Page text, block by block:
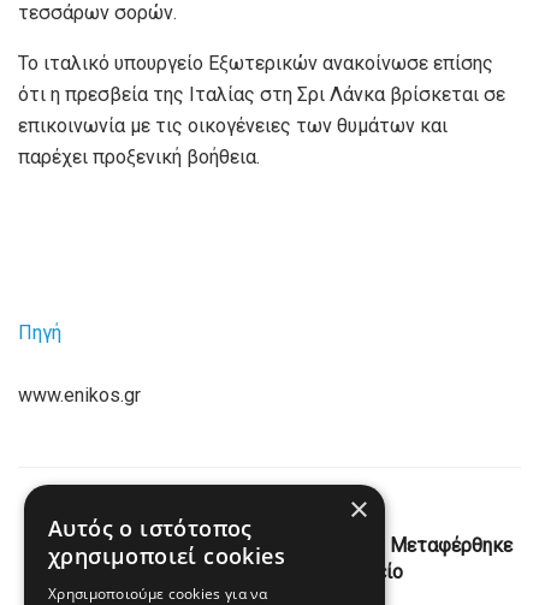
τεσσάρων σορών.
Το ιταλικό υπουργείο Εξωτερικών ανακοίνωσε επίσης
ότι η πρεσβεία της Ιταλίας στη Σρι Λάνκα βρίσκεται σε
επικοινωνία με τις οικογένειες των θυμάτων και
παρέχει προξενική βοήθεια.
Πηγή
www.enikos.gr
Ξάνθη: 17χρονη έπεσε από πεζογέφυρα – Μεταφέρθηκε
τραυματισμένη σε νοσοκομείο
×
Αυτός ο ιστότοπος
χρησιμοποιεί cookies
Χρησιμοποιούμε cookies για να